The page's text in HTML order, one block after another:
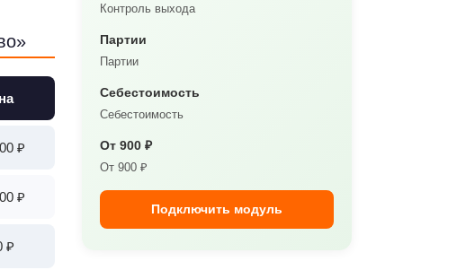
₽
₽
₽
Контроль выхода
Партии
Партии
Себестоимость
Себестоимость
От 900 ₽
От 900 ₽
Подключить модуль